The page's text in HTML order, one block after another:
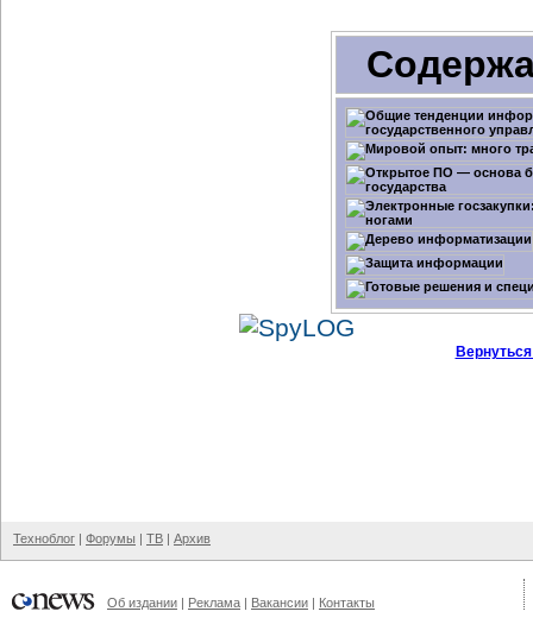
Техноблог | Форумы | ТВ | Архив
Об издании | Реклама | Вакансии | Контакты